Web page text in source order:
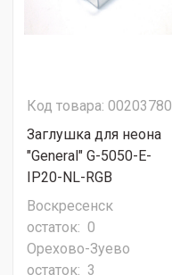
Код товара: 00203780
Заглушка для неона
"General" G-5050-E-
IP20-NL-RGB
Воскресенск
остаток: 0
Орехово-Зуево
остаток: 3